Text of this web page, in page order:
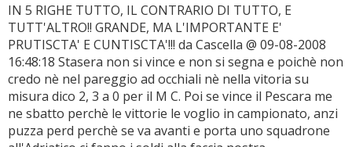
IN 5 RIGHE TUTTO, IL CONTRARIO DI TUTTO, E
TUTT'ALTRO!! GRANDE, MA L'IMPORTANTE E'
PRUTISCTA' E CUNTISCTA'!!! da Cascella @ 09-08-2008
16:48:18 Stasera non si vince e non si segna e poichè non
credo nè nel pareggio ad occhiali nè nella vitoria su
misura dico 2, 3 a 0 per il M C. Poi se vince il Pescara me
ne sbatto perchè le vittorie le voglio in campionato, anzi
puzza perd perchè se va avanti e porta uno squadrone